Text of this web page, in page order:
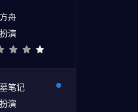
舟
演
笔记
演